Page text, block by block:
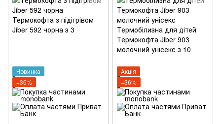
Новинка
−36%
Акція
−36%